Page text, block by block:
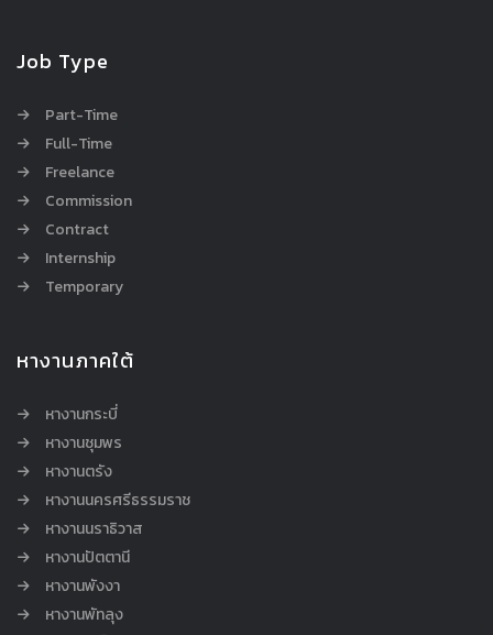
Job Type
Part-Time
Full-Time
Freelance
Commission
Contract
Internship
Temporary
หางานภาคใต้
หางานกระบี่
หางานชุมพร
หางานตรัง
หางานนครศรีธรรมราช
หางานนราธิวาส
หางานปัตตานี
หางานพังงา
หางานพัทลุง